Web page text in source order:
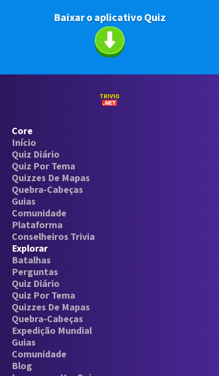
Baixar o aplicativo Quiz
Core
Início
Quiz Diário
Quiz Por Tema
Quizzes De Mapas
Quebra-Cabeças
Guias
Comunidade
Plataforma
Conselheiros Trivia
Explorar
Batalhas
Perguntas
Quiz Diário
Quiz Por Tema
Quizzes De Mapas
Quebra-Cabeças
Expedição Mundial
Guias
Comunidade
Blog